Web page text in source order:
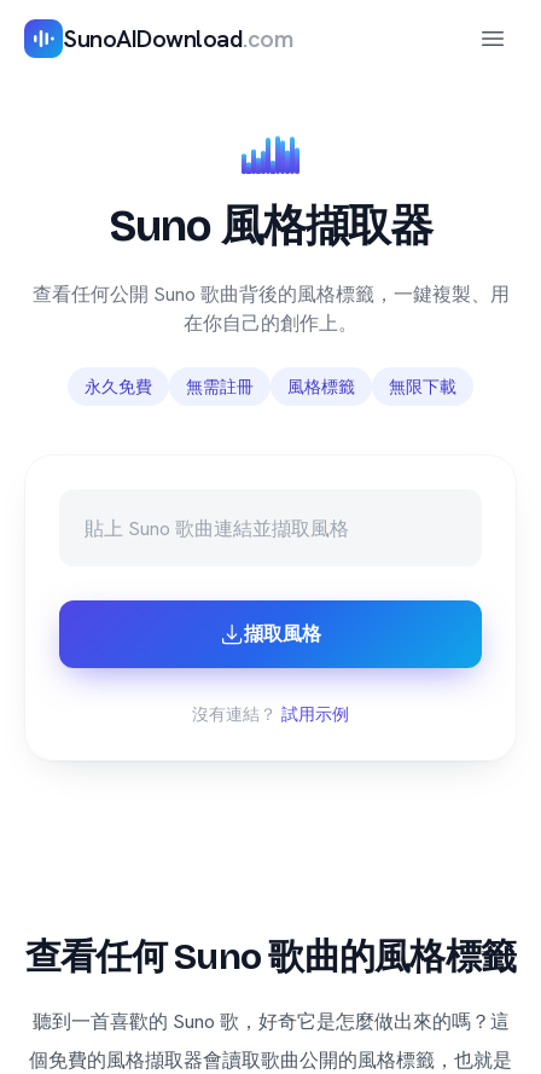
SunoAIDownload.com 開啟
Suno 風格擷取器
查看任何公開 Suno 歌曲背後的風格標籤，一鍵複製、用
在你自己的創作上。
永久免費 無需註冊 風格標籤 無限下載
擷取風格
沒有連結？ 試用示例
查看任何 Suno 歌曲的風格標籤
聽到一首喜歡的 Suno 歌，好奇它是怎麼做出來的嗎？這
個免費的風格擷取器會讀取歌曲公開的風格標籤，也就是